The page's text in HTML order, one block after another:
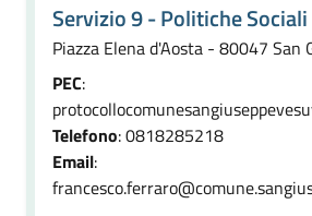
Servizio 9 - Politiche
Piazza Elena d'Aosta - 80047 San
PEC:
Telefono: 0818285218
Email: